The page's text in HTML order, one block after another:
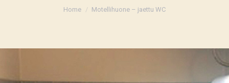
You are here:
Home Motellihuone – jaettu WC